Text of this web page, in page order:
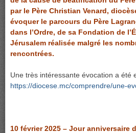
par le Père Christian Venard,
évoquer le parcours du Père
dans l’Ordre, de sa Fondation de
Jérusalem réalisée malgré les
rencontrées.
Une très intéressante évocation a été
https://diocese.mc/comprendre/une-
10 février 2025 – Jour anniversaire